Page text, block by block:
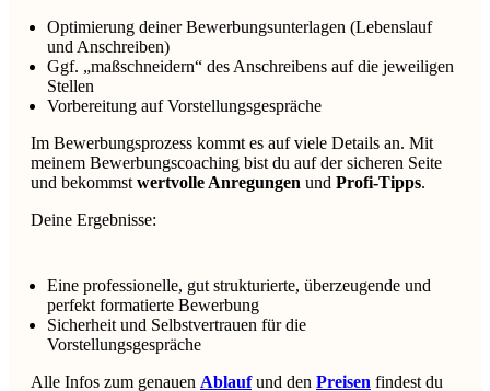
Optimierung deiner Bewerbungsunterlagen (Lebenslauf
und Anschreiben)
Ggf. „maßschneidern“ des Anschreibens auf die jeweiligen
Stellen
Vorbereitung auf Vorstellungsgespräche
Im Bewerbungsprozess kommt es auf viele Details an. Mit
meinem Bewerbungscoaching bist du auf der sicheren Seite
und bekommst wertvolle Anregungen und Profi-Tipps.
Deine Ergebnisse:
Eine professionelle, gut strukturierte, überzeugende und
perfekt formatierte Bewerbung
Sicherheit und Selbstvertrauen für die
Vorstellungsgespräche
Alle Infos zum genauen Ablaufund den Preisen findest du